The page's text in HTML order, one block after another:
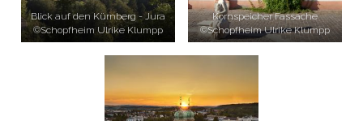
Blick auf den Kürnberg - Jura
©Schopfheim Ulrike Klumpp
Kornspeicher Fassache
©Schopfheim Ulrike Klumpp